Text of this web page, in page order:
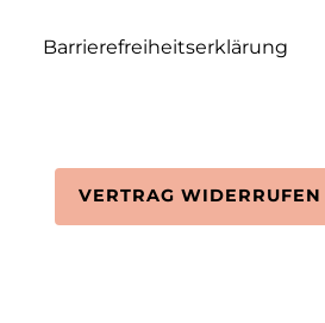
Barrierefreiheitserklärung
VERTRAG WIDERRUFEN